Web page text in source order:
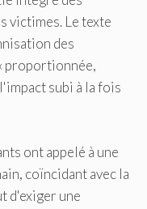
victimes. Le texte
des
proportionnée,
subi à la fois
ont appelé à une
coïncidant avec la
d'exiger une